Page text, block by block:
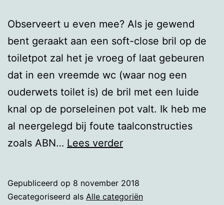
Observeert u even mee? Als je gewend
bent geraakt aan een soft-close bril op de
toiletpot zal het je vroeg of laat gebeuren
dat in een vreemde wc (waar nog een
ouderwets toilet is) de bril met een luide
knal op de porseleinen pot valt. Ik heb me
al neergelegd bij foute taalconstructies
zoals ABN… Lees verderBijhouden
Gepubliceerd op 8 november 2018
Gecategoriseerd als Alle categoriën